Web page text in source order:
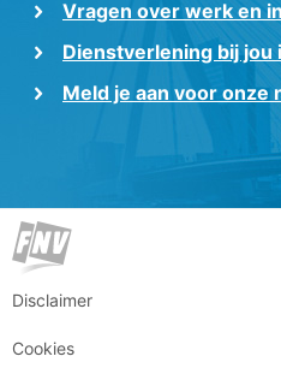
Vragen over werk en
Dienstverlening bij jou
Meld je aan voor onze
Disclaimer
Cookies